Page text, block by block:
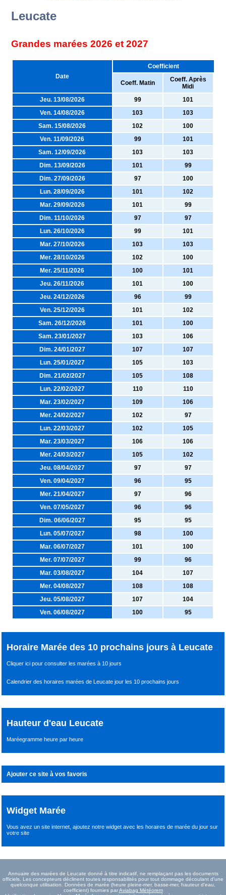
Leucate
Grandes marées 2026 et 2027
Date
Coefficient
Coeff. Matin
Coeff. Après
Midi
Jeu. 13/08/2026
99
101
Ven. 14/08/2026
103
103
Sam. 15/08/2026
102
100
Ven. 11/09/2026
99
101
Sam. 12/09/2026
103
103
Dim. 13/09/2026
101
99
Dim. 27/09/2026
97
100
Lun. 28/09/2026
101
102
Mar. 29/09/2026
101
99
Dim. 11/10/2026
97
97
Lun. 26/10/2026
99
101
Mar. 27/10/2026
103
103
Mer. 28/10/2026
102
100
Mer. 25/11/2026
100
101
Jeu. 26/11/2026
101
100
Jeu. 24/12/2026
96
99
Ven. 25/12/2026
101
102
Sam. 26/12/2026
101
100
Sam. 23/01/2027
103
106
Dim. 24/01/2027
107
107
Lun. 25/01/2027
105
103
Dim. 21/02/2027
105
108
Lun. 22/02/2027
110
110
Mar. 23/02/2027
109
106
Mer. 24/02/2027
102
97
Lun. 22/03/2027
102
105
Mar. 23/03/2027
106
106
Mer. 24/03/2027
105
102
Jeu. 08/04/2027
97
97
Ven. 09/04/2027
96
95
Mer. 21/04/2027
97
96
Ven. 07/05/2027
96
96
Dim. 06/06/2027
95
95
Lun. 05/07/2027
98
100
Mar. 06/07/2027
101
100
Mer. 07/07/2027
99
96
Mar. 03/08/2027
104
107
Mer. 04/08/2027
108
108
Jeu. 05/08/2027
107
104
Ven. 06/08/2027
100 95
Horaire Marée des 10 prochains jours à Leucate
Cliquer ici pour consulter les marées à 10 jours
Calendrier des horaires marées de Leucate jour les 10 prochains jours
Hauteur d'eau Leucate
Maréegramme heure par heure
Ajouter ce site à vos favoris
Widget Marée
Vous avez un site internet,ajoutez notre widget avec les horaires de marée du joursur
votre site
Annuaire des marées de Leucate donné à titre indicatif, ne remplaçant pas les documents
officiels. Les concepteurs déclinent toutes responsabilités pour tout dommage découlant d'une
quelconque utilisation. Données de marée (heure pleine-mer, basse-mer, hauteur d'eau,
coefficient) fournies parAviabag Météorem